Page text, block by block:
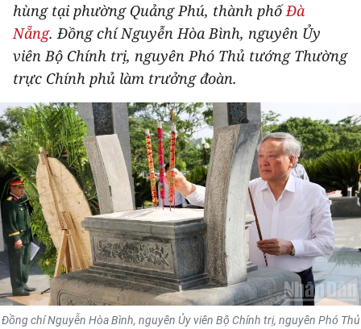
THẾ GIỚI
THỂ THAO
GIÁO DỤC
Y TẾ
KHOA HỌC - CÔNG NGHỆ
MÔI TRƯỜNG
BẠN ĐỌC
KIỂM CHỨNG THÔNG TIN
TRI THỨC CHUYÊN SÂU
hùng tại phường Quảng Phú, thành phốĐà
Nẵng. Đồng chí Nguyễn Hòa Bình, nguyên Ủy
viên Bộ Chính trị, nguyên Phó Thủ tướng Thường
trực Chính phủ làm trưởng đoàn.
Đồng chí Nguyễn Hòa Bình, nguyên Ủy viên Bộ Chính trị, nguyên Phó Thủ